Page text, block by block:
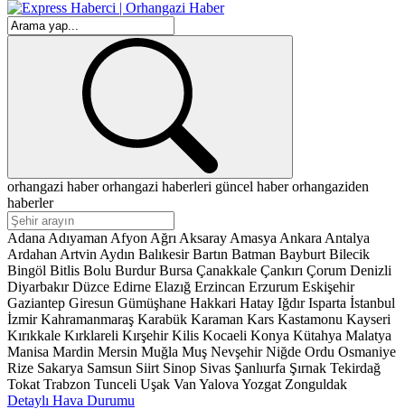
orhangazi haberorhangazi haberleri güncel haberorhangaziden
haberler
Adana Adıyaman Afyon Ağrı Aksaray Amasya Ankara Antalya
Ardahan Artvin Aydın Balıkesir Bartın Batman Bayburt Bilecik
Bingöl Bitlis Bolu Burdur Bursa Çanakkale Çankırı Çorum Denizli
Diyarbakır Düzce Edirne Elazığ Erzincan Erzurum Eskişehir
Gaziantep Giresun Gümüşhane Hakkari Hatay Iğdır Isparta İstanbul
İzmir Kahramanmaraş Karabük Karaman Kars Kastamonu Kayseri
Kırıkkale Kırklareli Kırşehir Kilis Kocaeli Konya Kütahya Malatya
Manisa Mardin Mersin Muğla Muş Nevşehir Niğde Ordu Osmaniye
Rize Sakarya Samsun Siirt Sinop Sivas Şanlıurfa Şırnak Tekirdağ
Tokat Trabzon Tunceli Uşak Van Yalova Yozgat Zonguldak
Detaylı Hava Durumu